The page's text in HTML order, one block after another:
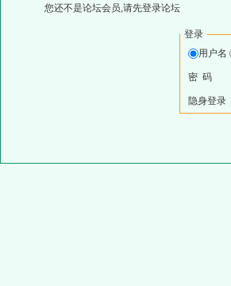
您还不是论坛会员,请先登录论坛
登录
用户名
密 码
隐身登录